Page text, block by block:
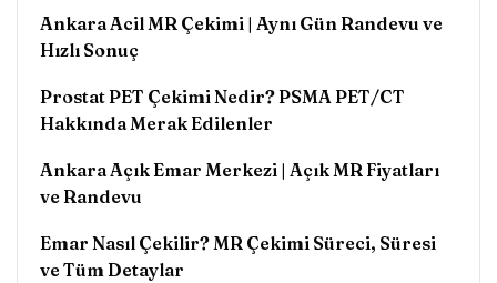
Ankara Acil MR Çekimi | Aynı Gün Randevu ve
Hızlı Sonuç
Prostat PET Çekimi Nedir? PSMA PET/CT
Hakkında Merak Edilenler
Ankara Açık Emar Merkezi | Açık MR Fiyatları
ve Randevu
Emar Nasıl Çekilir? MR Çekimi Süreci, Süresi
ve Tüm Detaylar